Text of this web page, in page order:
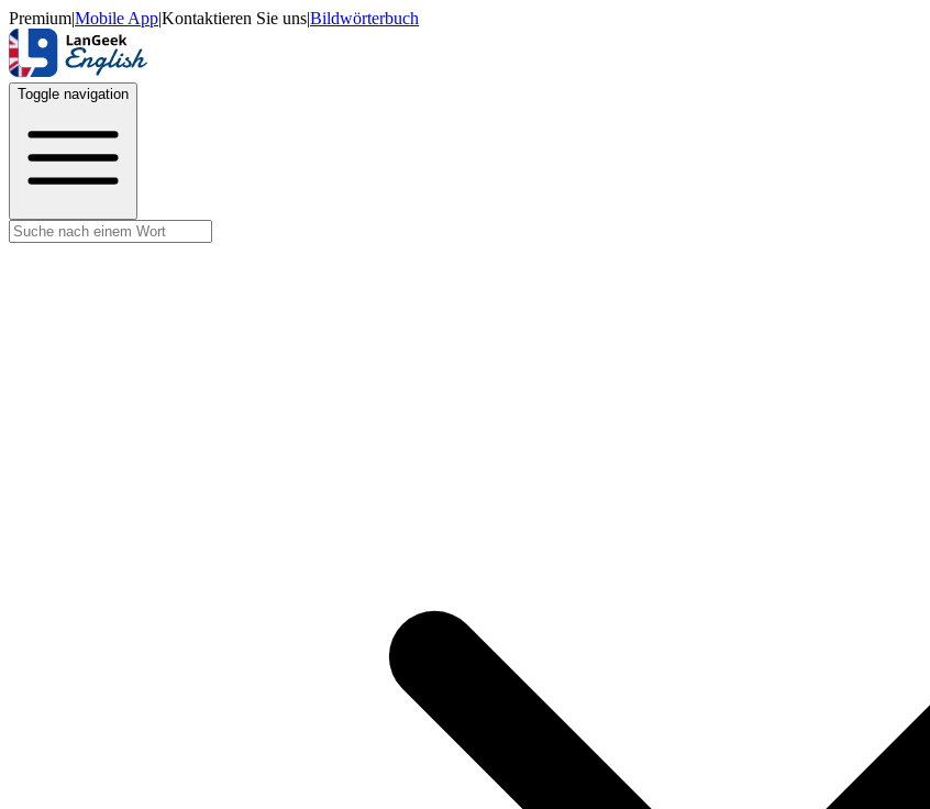
Premium|Mobile App|Kontaktieren Sie uns|Bildwörterbuch
Toggle navigation